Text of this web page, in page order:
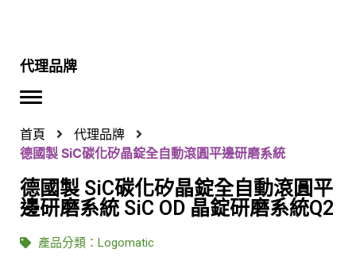
代理品牌
首頁
代理品牌
德國製 SiC碳化矽晶錠全自動滾圓平邊研磨系統
德國製 SiC碳化矽晶錠全自動滾圓平
邊研磨系統 SiC OD 晶錠研磨系統Q2
產品分類： Logomatic